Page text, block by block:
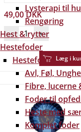
Lysterapi til
Rengøring
Hest & rytter
Hestefoder
Hestefoder
Avl, Føl,
Fibre,
Foder til
Heste med
Komplet foder
49,00 DKK
- +
Læg i